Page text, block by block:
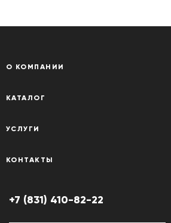
О КОМПАНИИ
КАТАЛОГ
УСЛУГИ
КОНТАКТЫ
+7 (831) 410-82-22